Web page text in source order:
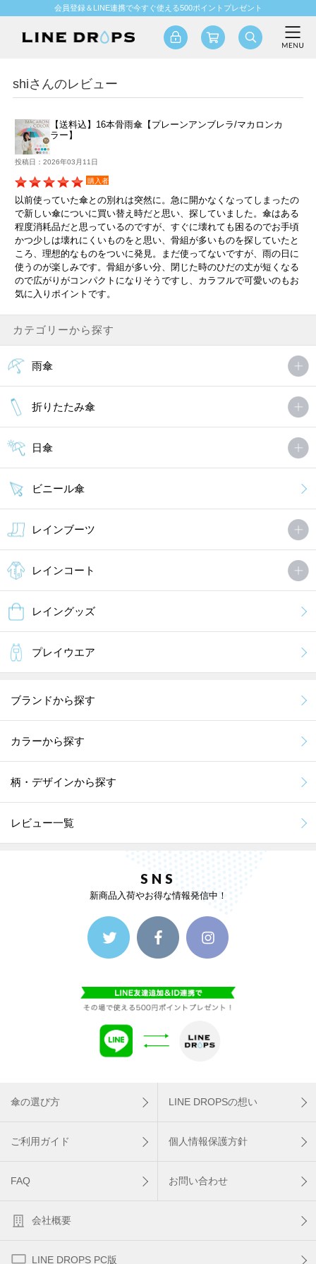
会員登録＆LINE連携で今すぐ使える500ポイントプレゼント
shiさんのレビュー
【送料込】16本骨雨傘【プレーンアンブレラ/マカロンカ
ラー】
投稿日：2026年03月11日
購入者
以前使っていた傘との別れは突然に。急に開かなくなってしまったの
で新しい傘についに買い替え時だと思い、探していました。傘はある
程度消耗品だと思っているのですが、すぐに壊れても困るのでお手頃
かつ少しは壊れにくいものをと思い、骨組が多いものを探していたと
ころ、理想的なものをついに発見。まだ使ってないですが、雨の日に
使うのが楽しみです。骨組が多い分、閉じた時のひだの丈が短くなる
ので広がりがコンパクトになりそうですし、カラフルで可愛いのもお
気に入りポイントです。
カテゴリーから探す
雨傘
折りたたみ傘
日傘
ビニール傘
レインブーツ
レインコート
レイングッズ
プレイウエア
ブランドから探す
カラーから探す
柄・デザインから探す
レビュー一覧
SNS
新商品入荷やお得な情報発信中！
傘の選び方 LINE DROPSの想い
ご利用ガイド 個人情報保護方針
FAQ お問い合わせ
会社概要
LINE DROPS PC版